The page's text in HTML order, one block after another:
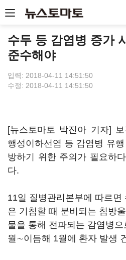
수두 등 감염병 증가
준수해야
입력: 2018-04-11 14:51:50
수정: 2018-04-11 14:51:50
[뉴스토마토 박진아 기자]
행성이하선염 등 감염병 유
방하기 위한 주의가 필요하
다.
11일 질병관리본부에 따르면
은 기침할 때 분비되는 침방
물을 통해 전파되는 감염병
월∼이듬해 1월에 환자 발생